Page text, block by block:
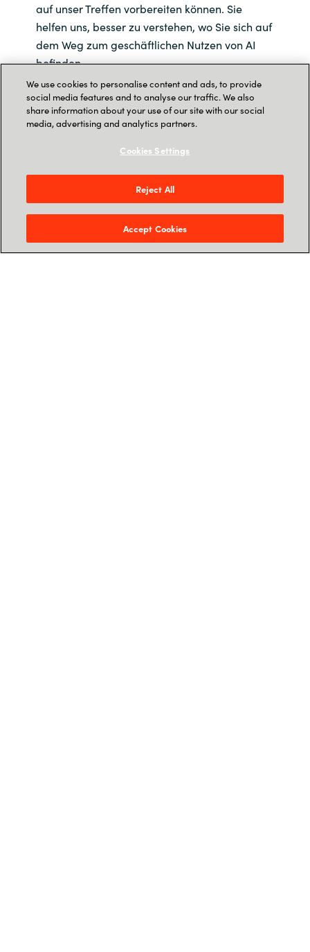
auf unser Treffen vorbereiten können. Sie
helfen uns, besser zu verstehen, wo Sie sich auf
dem Weg zum geschäftlichen Nutzen von AI
befinden.
We use cookies to personalise content and ads, to provide
social media features and to analyse our traffic. We also
share information about your use of our site with our social
media, advertising and analytics partners.
Cookies Settings
Reject All
Accept Cookies